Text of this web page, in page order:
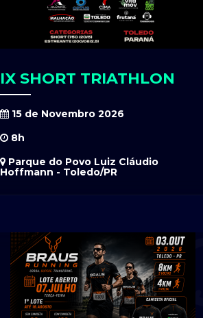
IX SHORT TRIATHLON
15 de Novembro 2026
8h
Parque do Povo Luiz Cláudio
Hoffmann - Toledo/PR